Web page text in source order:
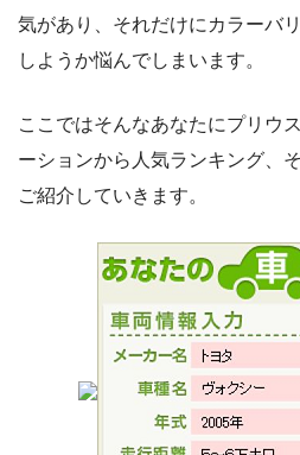
気があり、それだけにカラーバ
しようか悩んでしまいます。
ここではそんなあなたにプリウ
ーションから人気ランキング、
ご紹介していきます。